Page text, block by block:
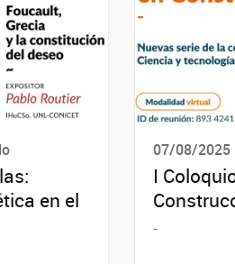
en el
07/08/2025
I
-